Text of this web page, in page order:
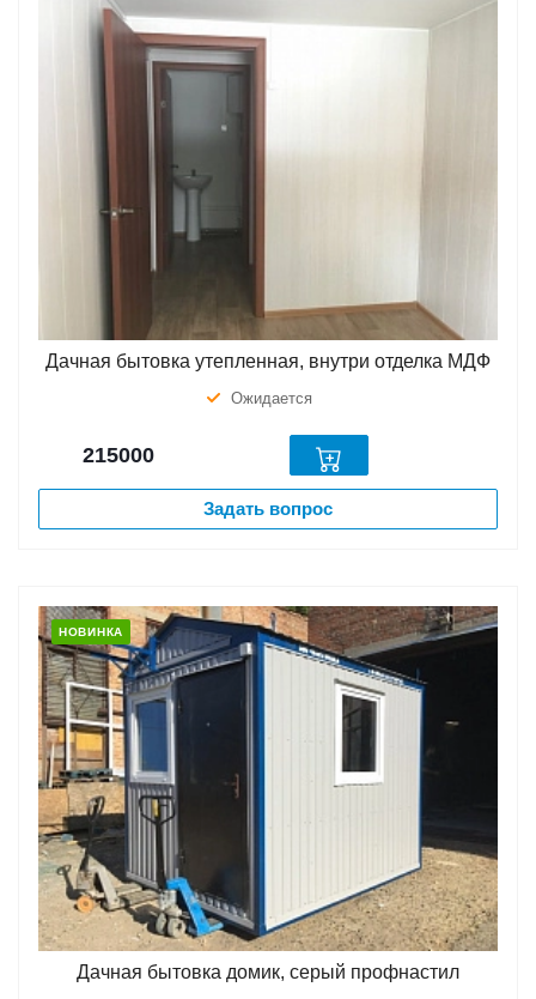
Дачная бытовка утепленная, внутри отделка МДФ
Ожидается
215000
Задать вопрос
НОВИНКА
Дачная бытовка домик, серый профнастил